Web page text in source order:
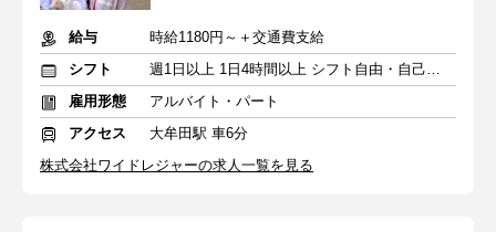
給与
時給1180円～＋交通費支給
シフト
週1日以上 1日4時間以上 シフト自由・自己申告
雇用形態
アルバイト・パート
アクセス
大牟田駅 車6分
株式会社ワイドレジャーの求人一覧を見る